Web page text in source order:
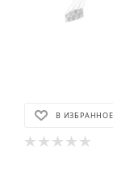
В ИЗБРАННОЕ